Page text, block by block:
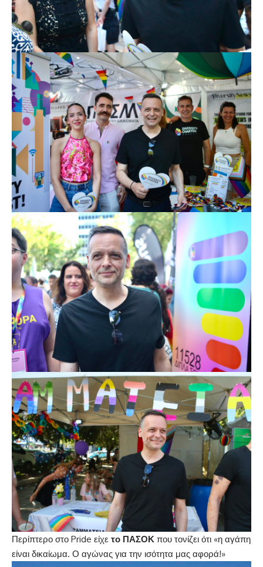
Περίπτερο στο Pride είχε το ΠΑΣΟΚ που τονίζει ότι «η αγάπη
είναι δικαίωμα. Ο αγώνας για την ισότητα μας αφορά!»